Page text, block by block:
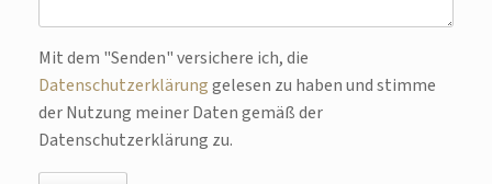
Bitte lasse dieses Feld leer.
Mit dem "Senden" versichere ich, die
Datenschutzerklärunggelesen zu haben und stimme
der Nutzung meiner Daten gemäß der
Datenschutzerklärung zu.